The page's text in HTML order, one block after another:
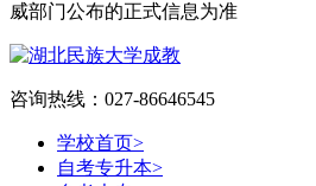
威部门公布的正式信息为准
咨询热线：027-86646545
学校首页>
自考专升本>